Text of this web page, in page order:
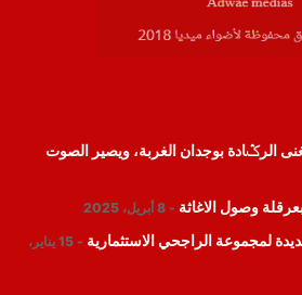
الرݣادة بوجدان الغربة، ويصير الصوت
وصول الاغاثة 8 أبريل، 2025
لمجموعة الراجحي الاستثمارية
15 يناير،